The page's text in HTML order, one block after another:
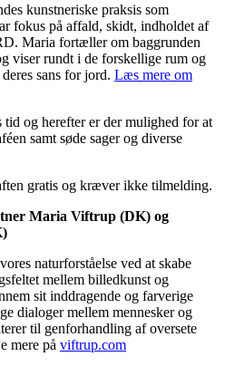
kunstneriske praksis som
fokus på affald, skidt, indholdet af
Maria fortæller om baggrunden
viser rundt i de forskellige rum og
sans for jord. Læs mere om
og herefter er der mulighed for at
samt søde sager og diverse
gratis og kræver ikke tilmelding.
Maria Viftrup (DK) og
naturforståelse ved at skabe
mellem billedkunst og
sit inddragende og farverige
dialoger mellem mennesker og
til genforhandling af oversete
mere på viftrup.com